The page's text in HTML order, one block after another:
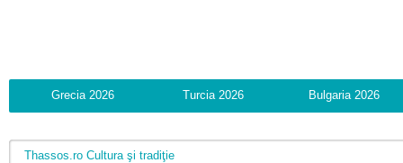
Grecia 2026 Turcia 2026 Bulgaria 2026
Thassos.ro Cultura şi tradiţie